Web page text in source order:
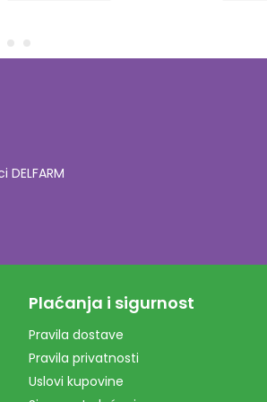
Plaćanja i sigurnost
Pravila dostave
Pravila privatnosti
Uslovi kupovine